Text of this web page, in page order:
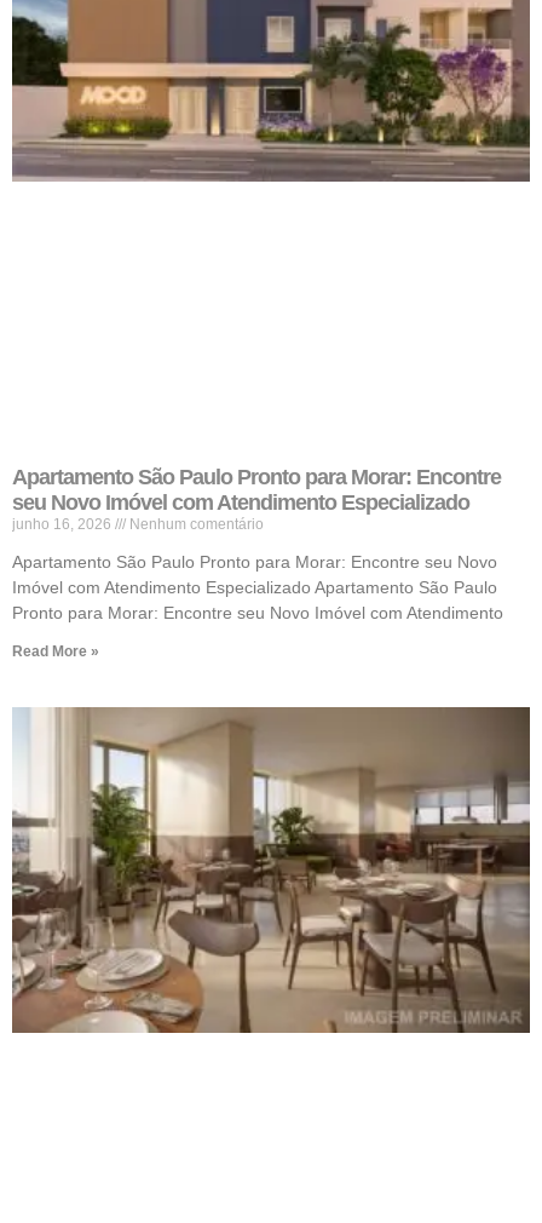
Apartamento São Paulo Pronto para Morar: Encontre
seu Novo Imóvel com Atendimento Especializado
junho 16, 2026 Nenhum comentário
Apartamento São Paulo Pronto para Morar: Encontre seu Novo
Imóvel com Atendimento Especializado Apartamento São Paulo
Pronto para Morar: Encontre seu Novo Imóvel com Atendimento
Read More »